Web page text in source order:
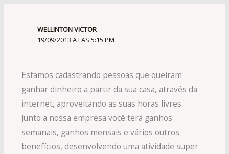
WELLINTON VICTOR
19/09/2013 A LAS 5:15 PM
Estamos cadastrando pessoas que queiram
ganhar dinheiro a partir da sua casa, através da
internet, aproveitando as suas horas livres.
Junto a nossa empresa você terá ganhos
semanais, ganhos mensais e vários outros
benefícios, desenvolvendo uma atividade super